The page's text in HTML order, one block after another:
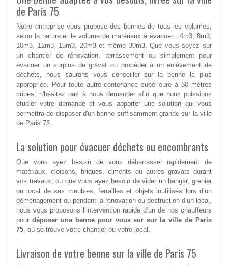
de Paris 75
Notre entreprise vous propose des bennes de tous les volumes,
selon la nature et le volume de matériaux à évacuer : 4m3, 8m3,
10m3, 12m3, 15m3, 20m3 et même 30m3. Que vous soyez sur
un chantier de rénovation, terrassement ou simplement pour
évacuer un surplus de gravat ou procéder à un enlèvement de
déchets, nous saurons vous conseiller sur la benne la plus
appropriée. Pour toute autre contenance supérieure à 30 mètres
cubes, n'hésitez pas à nous demander afin que nous puissions
étudier votre demande et vous apporter une solution qui vous
permettra de disposer d'un benne suffisamment grande sur la ville
de Paris 75.
La solution pour évacuer déchets ou encombrants
Que vous ayez besoin de vous débarrasser rapidement de
matériaux, cloisons, briques, ciments ou autres gravats durant
vos travaux, ou que vous ayez besoin de vider un hangar, grenier
ou local de ses meubles, ferrailles et objets inutilisés lors d’un
déménagement ou pendant la rénovation ou destruction d’un local,
nous vous proposons l’intervention rapide d’un de nos chauffeurs
pour déposer une benne pour vous sur sur la ville de Paris
75, où se trouve votre chantier ou votre local.
Livraison de votre benne sur la ville de Paris 75